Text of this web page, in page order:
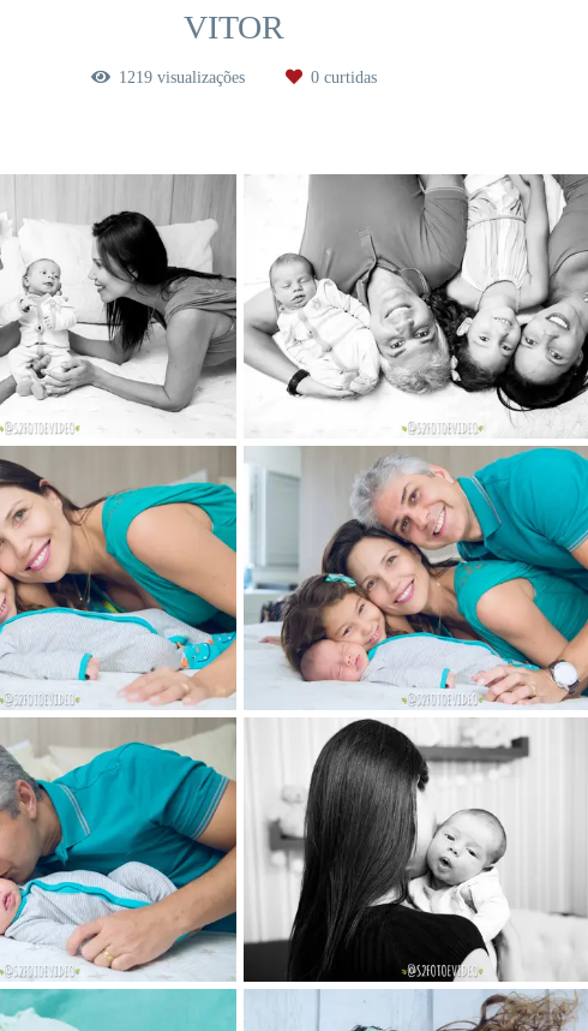
VITOR
1219 visualizações 0 curtidas